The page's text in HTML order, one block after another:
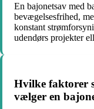
En bajonetsav med
bevægelsesfrihed,
konstant
udendørs projekter
Hvilke faktorer
vælger en